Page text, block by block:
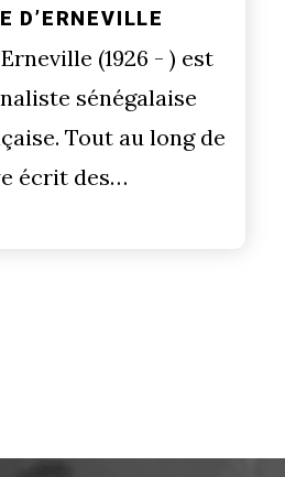
D’ERNEVILLE
(1926 - ) est
sénégalaise
Tout au long de
écrit des…